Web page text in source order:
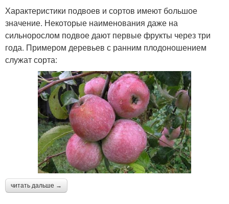
Характеристики подвоев и сортов имеют большое
значение. Некоторые наименования даже на
сильнорослом подвое дают первые фрукты через три
года. Примером деревьев с ранним плодоношением
служат сорта:
читать дальше →